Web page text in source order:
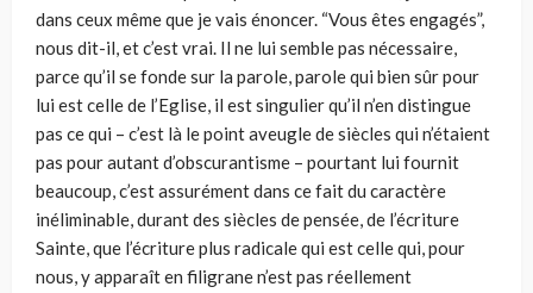
dans ceux même que je vais énoncer. “Vous êtes engagés”,
nous dit-il, et c’est vrai. Il ne lui semble pas nécessaire,
parce qu’il se fonde sur la parole, parole qui bien sûr pour
lui est celle de l’Eglise, il est singulier qu’il n’en distingue
pas ce qui – c’est là le point aveugle de siècles qui n’étaient
pas pour autant d’obscurantisme – pourtant lui fournit
beaucoup, c’est assurément dans ce fait du caractère
inéliminable, durant des siècles de pensée, de l’écriture
Sainte, que l’écriture plus radicale qui est celle qui, pour
nous, y apparaît en filigrane n’est pas réellement